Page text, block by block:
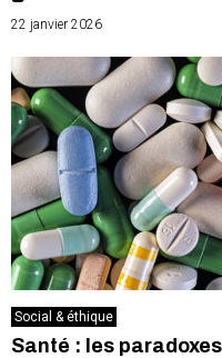
22 janvier 2026
Social & éthique
Santé : les